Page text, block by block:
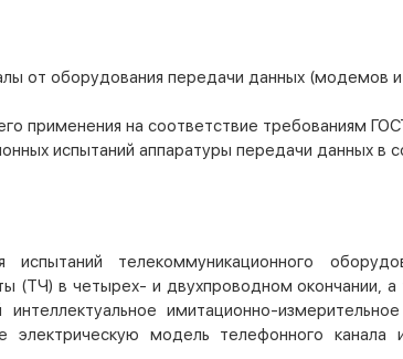
от оборудования передачи данных (модемов и
применения на соответствие требованиям
испытаний аппаратуры передачи данных в
испытаний телекоммуникационного
(ТЧ) в четырех- и двухпроводном окончании, а
имитационно-
модель телефонного канала